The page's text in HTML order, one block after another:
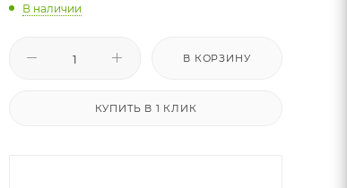
В наличии
В КОРЗИНУ
КУПИТЬ В 1 КЛИК